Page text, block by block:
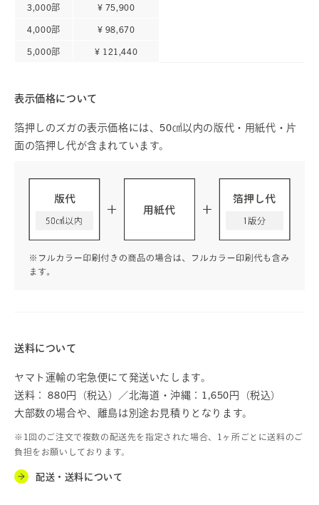
3,000部 ¥ 75,900
4,000部 ¥ 98,670
5,000部 ¥ 121,440
表示価格について
箔押しのズガの表示価格には、50㎠以内の版代・用紙代・片
面の箔押し代が含まれています。
送料について
ヤマト運輸の宅急便にて発送いたします。
送料： 880円（税込）／北海道・沖縄：1,650円（税込）
大部数の場合や、離島は別途お見積りとなります。
※1回のご注文で複数の配送先を指定された場合、1ヶ所ごとに送料のご
負担をお願いしております。
配送・送料について